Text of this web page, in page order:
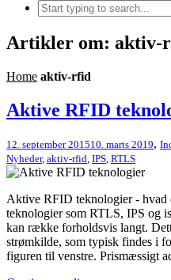
Artikler om: aktiv-
Home aktiv-rfid
Aktive RFID
12. september 201510. marts 2019,
Nyheder, aktiv-rfid IPS RTLS
Aktive RFID teknologier -
teknologier som RTLS, IPS og
kan række forholdsvis langt.
strømkilde, som typisk findes i
figuren til venstre. Prismæssigt